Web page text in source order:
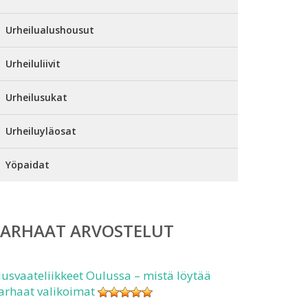
Urheilualushousut
Urheiluliivit
Urheilusukat
Urheiluyläosat
Yöpaidat
ARVOSTELUT
Oulussa – mistä löytää
valikoimat